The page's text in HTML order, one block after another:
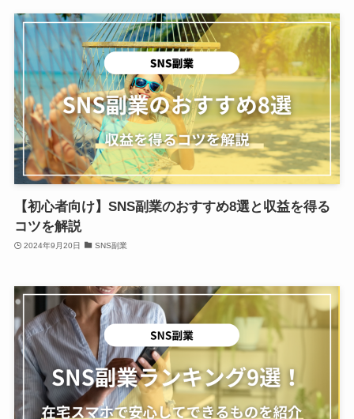
【初心者向け】SNS副業のおすすめ8選と収益を得る
コツを解説
2024年9月20日 SNS副業